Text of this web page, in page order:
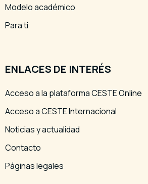
Modelo académico
Para ti
ENLACES DE INTERÉS
Acceso a la plataforma CESTE Online
Acceso a CESTE Internacional
Noticias y actualidad
Contacto
Páginas legales